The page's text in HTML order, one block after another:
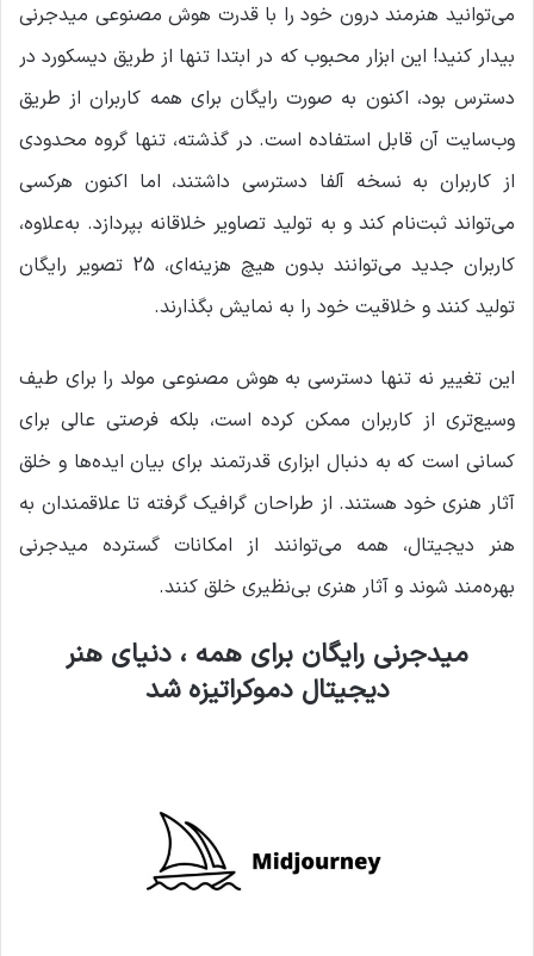
ل
می‌توانید هنرمند درون خود را با قدرت هوش مصنوعی میدجرنی
بیدار کنید! این ابزار محبوب که در ابتدا تنها از طریق دیسکورد در
دسترس بود، اکنون به صورت رایگان برای همه کاربران از طریق
وب‌سایت آن قابل استفاده است. در گذشته، تنها گروه محدودی
از کاربران به نسخه آلفا دسترسی داشتند، اما اکنون هرکسی
می‌تواند ثبت‌نام کند و به تولید تصاویر خلاقانه بپردازد. به‌علاوه،
کاربران جدید می‌توانند بدون هیچ هزینه‌ای، 25 تصویر رایگان
تولید کنند و خلاقیت خود را به نمایش بگذارند.
این تغییر نه تنها دسترسی به هوش مصنوعی مولد را برای طیف
وسیع‌تری از کاربران ممکن کرده است، بلکه فرصتی عالی برای
کسانی است که به دنبال ابزاری قدرتمند برای بیان ایده‌ها و خلق
آثار هنری خود هستند. از طراحان گرافیک گرفته تا علاقمندان به
هنر دیجیتال، همه می‌توانند از امکانات گسترده میدجرنی
بهره‌مند شوند و آثار هنری بی‌نظیری خلق کنند.
میدجرنی رایگان برای همه ، دنیای هنر
دیجیتال دموکراتیزه شد